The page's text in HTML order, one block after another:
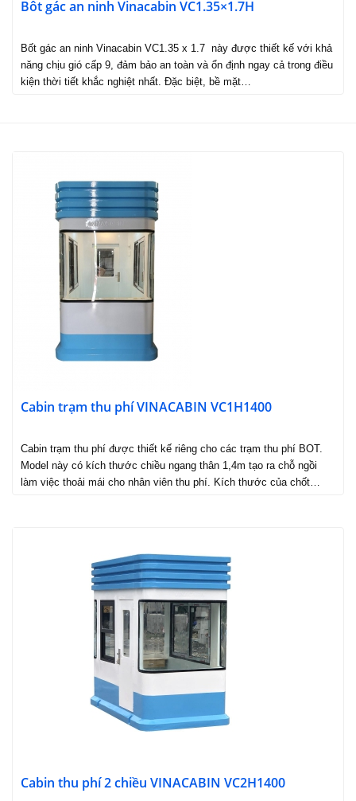
Bôt gác an ninh Vinacabin VC1.35×1.7H
Bốt gác an ninh Vinacabin VC1.35 x 1.7 này được thiết kế với khả
năng chịu gió cấp 9, đảm bảo an toàn và ổn định ngay cả trong điều
kiện thời tiết khắc nghiệt nhất. Đặc biệt, bề mặt…
Cabin trạm thu phí VINACABIN VC1H1400
Cabin trạm thu phí được thiết kế riêng cho các trạm thu phí BOT.
Model này có kích thước chiều ngang thân 1,4m tạo ra chỗ ngồi
làm việc thoải mái cho nhân viên thu phí. Kích thước của chốt…
Cabin thu phí 2 chiều VINACABIN VC2H1400